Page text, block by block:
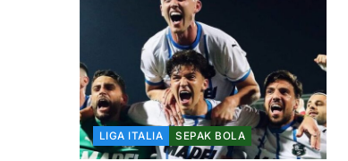
LIGA ITALIA SEPAK BOLA